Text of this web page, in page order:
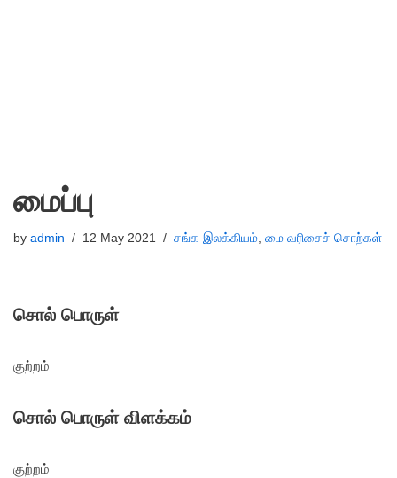
மைப்பு
by admin 12 May 2021 சங்க இலக்கியம், மை வரிசைச் சொற்கள்
சொல் பொருள்
குற்றம்
சொல் பொருள் விளக்கம்
குற்றம்